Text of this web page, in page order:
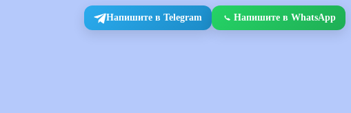
Напишите в Telegram Напишите в WhatsApp